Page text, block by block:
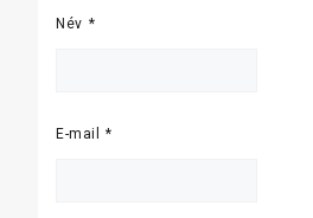
Név *
E-mail*